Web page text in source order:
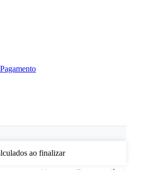
ao finalizar